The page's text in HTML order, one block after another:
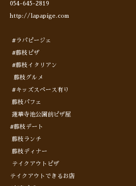
054-645-2819
http://lapapige.com
#ラパピージェ
#藤枝ピザ
#藤枝イタリアン
藤枝グルメ
#キッズスペース有り
藤枝パフェ
蓮華寺池公園前ピザ屋
#藤枝デート
藤枝ランチ
藤枝ディナー
テイクアウトピザ
テイクアウトできるお店